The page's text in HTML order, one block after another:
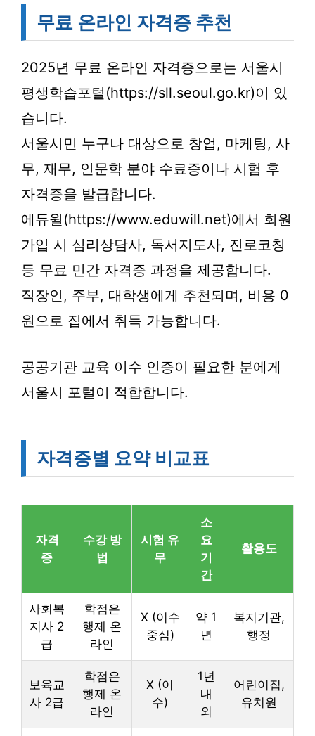
무료 온라인 자격증 추천
2025년 무료 온라인 자격증으로는 서울시
평생학습포털(https://sll.seoul.go.kr)이 있
습니다.
서울시민 누구나 대상으로 창업, 마케팅, 사
무, 재무, 인문학 분야 수료증이나 시험 후
자격증을 발급합니다.
에듀윌(https://www.eduwill.net)에서 회원
가입 시 심리상담사, 독서지도사, 진로코칭
등 무료 민간 자격증 과정을 제공합니다.
직장인, 주부, 대학생에게 추천되며, 비용 0
원으로 집에서 취득 가능합니다.
공공기관 교육 이수 인증이 필요한 분에게
서울시 포털이 적합합니다.
자격증별 요약 비교표
자격
증
수강 방
법
시험 유
무
소
요
기
간
활용도
사회복
지사 2
급
학점은
행제 온
라인
X (이수
중심)
약 1
년
복지기관,
행정
보육교
사 2급
학점은
행제 온
라인
X (이
수)
1년
내
외
어린이집,
유치원